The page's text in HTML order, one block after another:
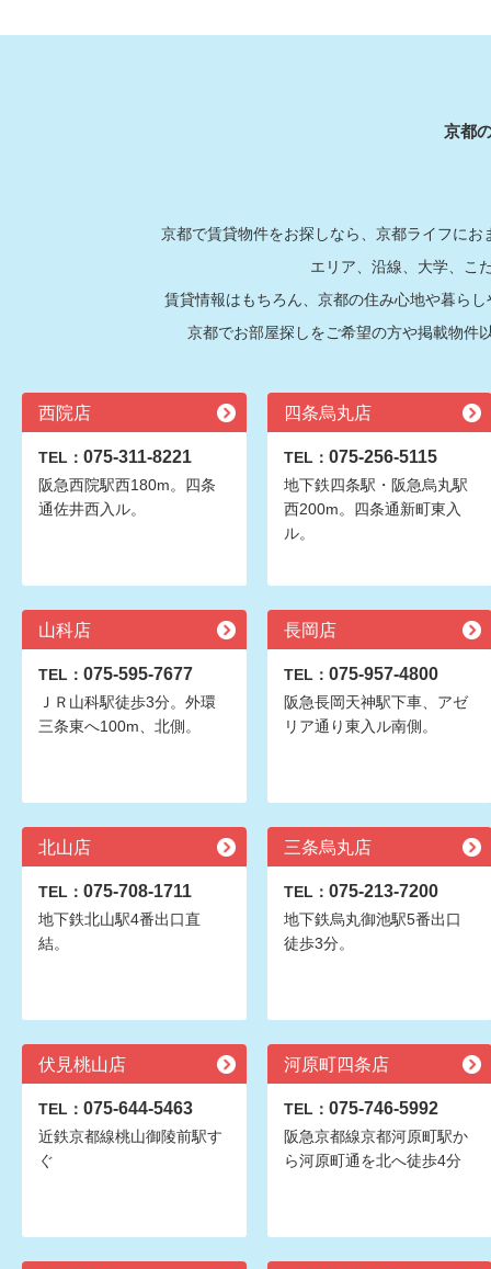
京都
京都で賃貸物件をお探しなら、京都ライフに
エリア、沿線、大学、こ
賃貸情報はもちろん、京都の住み心地や暮ら
京都でお部屋探しをご希望の方や掲載物件
西院店
TEL： 075-311-8221
阪急西院駅西180m。四条
通佐井西入ル。
四条烏丸店
TEL： 075-256-5115
地下鉄四条駅・阪急烏丸駅
西200m。四条通新町東入
ル。
山科店
TEL： 075-595-7677
ＪＲ山科駅徒歩3分。外環
三条東へ100m、北側。
長岡店
TEL： 075-957-4800
阪急長岡天神駅下車、アゼ
リア通り東入ル南側。
北山店
TEL： 075-708-1711
地下鉄北山駅4番出口直
結。
三条烏丸店
TEL： 075-213-7200
地下鉄烏丸御池駅5番出口
徒歩3分。
伏見桃山店
TEL： 075-644-5463
近鉄京都線桃山御陵前駅す
ぐ
河原町四条店
TEL： 075-746-5992
阪急京都線京都河原町駅か
ら河原町通を北へ徒歩4分